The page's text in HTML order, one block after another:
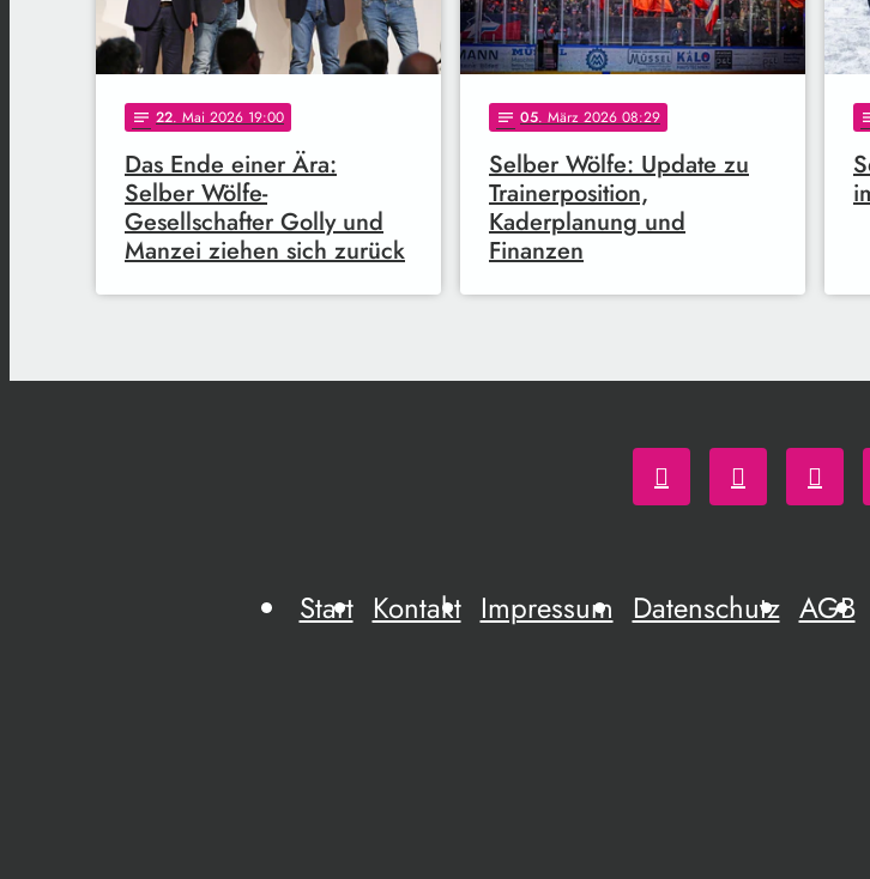
notes 22. Mai 2026 19:00
Das Ende einer Ära:
Selber Wölfe-
Gesellschafter Golly und
Manzei ziehen sich zurück
notes 05. März 2026 08:29
Selber Wölfe: Update zu
Trainerposition,
Kaderplanung und
Finanzen
Start Kontakt Impressum Datenschutz AGB